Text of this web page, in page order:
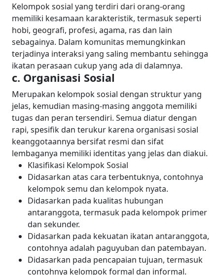
Kelompok sosial yang terdiri dari orang-orang
memiliki kesamaan karakteristik, termasuk seperti
hobi, geografi, profesi, agama, ras dan lain
sebagainya. Dalam komunitas memungkinkan
terjadinya interaksi yang saling membantu sehingga
ikatan perasaan cukup yang ada di dalamnya.
c. Organisasi Sosial
Merupakan kelompok sosial dengan struktur yang
jelas, kemudian masing-masing anggota memiliki
tugas dan peran tersendiri. Semua diatur dengan
rapi, spesifik dan terukur karena organisasi sosial
keanggotaannya bersifat resmi dan sifat
lembaganya memiliki identitas yang jelas dan diakui.
Klasifikasi Kelompok Sosial
Didasarkan atas cara terbentuknya, contohnya
kelompok semu dan kelompok nyata.
Didasarkan pada kualitas hubungan
antaranggota, termasuk pada kelompok primer
dan sekunder.
Didasarkan pada kekuatan ikatan antaranggota,
contohnya adalah paguyuban dan patembayan.
Didasarkan pada pencapaian tujuan, termasuk
contohnya kelompok formal dan informal.